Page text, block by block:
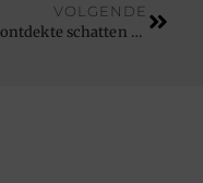
VOLGENDE
De onontdekte schatten van de natuur